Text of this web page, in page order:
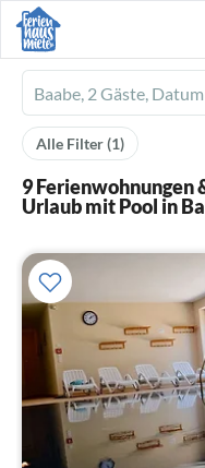
Ferienhausmiete
logo
Alle Filter(1)
9 Ferienwohnungen
Urlaub mit Pool in